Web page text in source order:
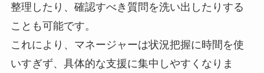
整理したり、確認すべき質問を洗い出したりする
ことも可能です。
これにより、マネージャーは状況把握に時間を使
いすぎず、具体的な支援に集中しやすくなりま